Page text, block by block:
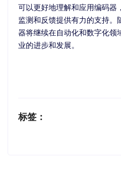
可以更好地理解和应用编码器
监测和反馈提供有力的支持。
器将继续在自动化和数字化领
业的进步和发展。
标签：